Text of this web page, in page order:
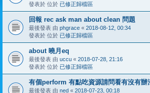
發表於 位於 已修正歸檔區
回報 rec ask man about clean 問題
最後發表 由 phgrace « 2018-08-12, 00:34
發表於 位於 已修正歸檔區
about 曉月eq
最後發表 由 uccu « 2018-07-28, 21:16
發表於 位於 已修正歸檔區
有個perform 有點吃資源請問看有沒有辦
最後發表 由 ned « 2018-07-23, 00:18